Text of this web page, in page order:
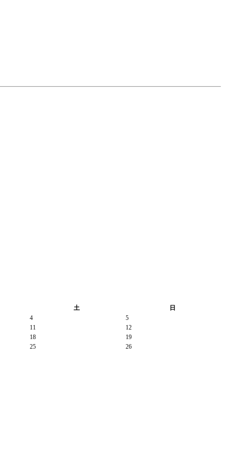
土
日
4
5
11
12
18
19
25
26